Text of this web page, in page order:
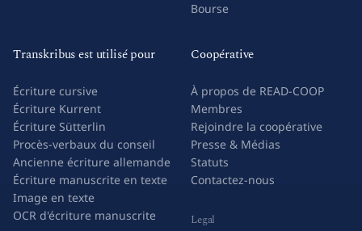
Bourse
Transkribus est utilisé pour
Écriture cursive
Écriture Kurrent
Écriture Sütterlin
Procès-verbaux du conseil
Ancienne écriture allemande
Écriture manuscrite en texte
Image en texte
OCR d'écriture manuscrite
Coopérative
À propos de READ-COOP
Membres
Rejoindre la coopérative
Presse & Médias
Statuts
Contactez-nous
Legal